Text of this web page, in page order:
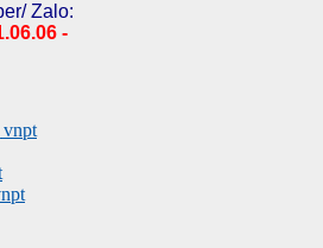
Zalo:
-
vnpt